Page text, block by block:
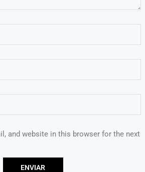
and website in this browser for the next